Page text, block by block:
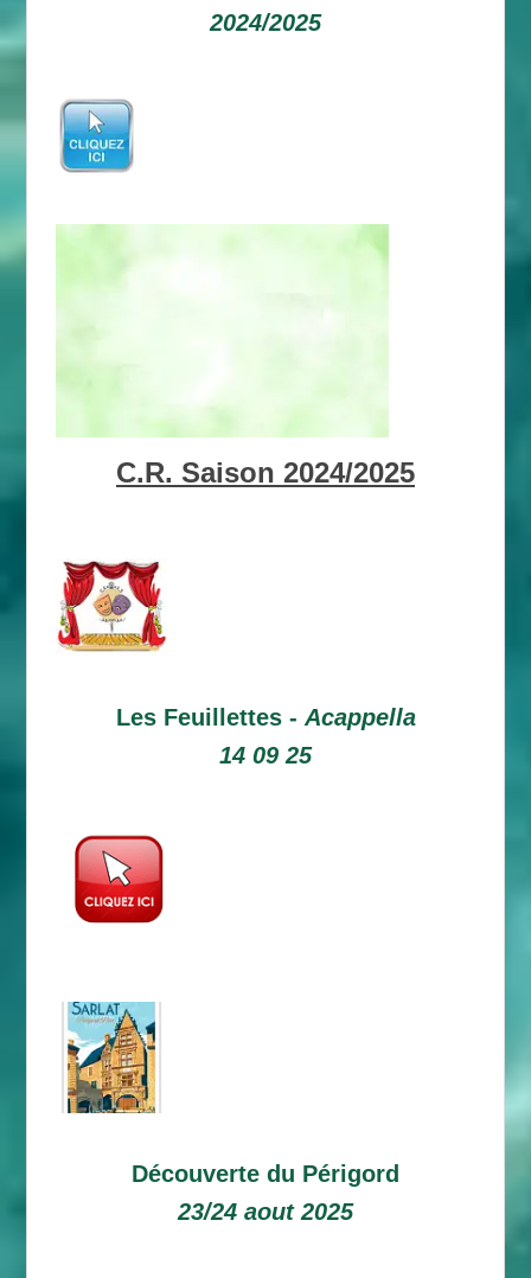
2024/2025
C.R. Saison 2024/2025
Les Feuillettes - Acappella
14 09 25
Découverte du Périgord
23/24 aout 2025